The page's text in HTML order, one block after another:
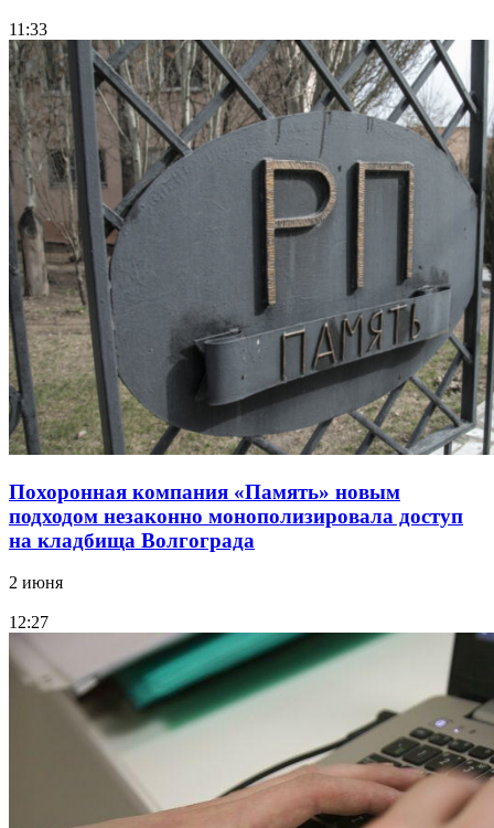
11:33
Похоронная компания «Память» новым
подходом незаконно монополизировала доступ
на кладбища Волгограда
2 июня
12:27